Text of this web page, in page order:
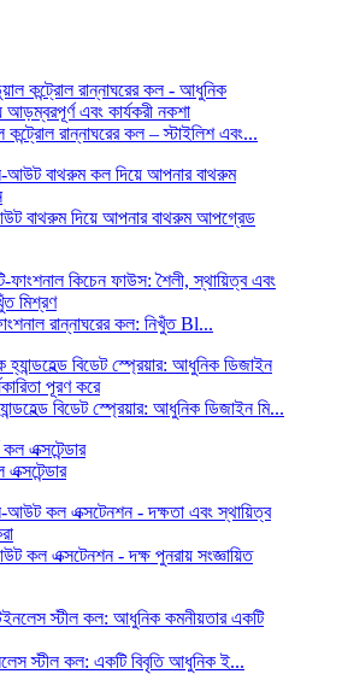
রান্নাঘরের কল – স্টাইলিশ এবং...
বাথরুম দিয়ে আপনার বাথরুম আপগ্রেড
রান্নাঘরের কল: নিখুঁত Bl...
বিডেট স্প্রেয়ার: আধুনিক ডিজাইন মি...
এক্সটেনশন - দক্ষ পুনরায় সংজ্ঞায়িত
স্টীল কল: একটি বিবৃতি আধুনিক ই...